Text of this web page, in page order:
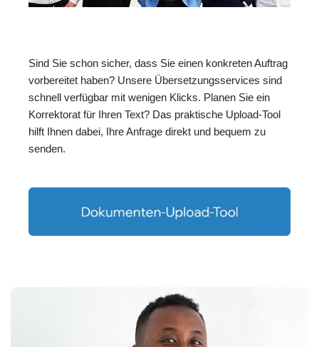
Sind Sie schon sicher, dass Sie einen konkreten Auftrag
vorbereitet haben? Unsere Übersetzungsservices sind
schnell verfügbar mit wenigen Klicks. Planen Sie ein
Korrektorat für Ihren Text? Das praktische Upload-Tool
hilft Ihnen dabei, Ihre Anfrage direkt und bequem zu
senden.